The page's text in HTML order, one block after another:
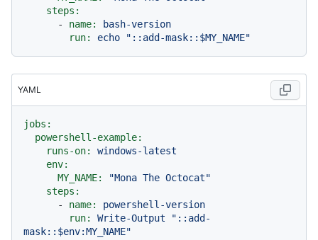
steps:
-
name:
bash-version
run:
echo "::add-mask::$MY_NAME"
YAML
jobs:
powershell-example:
runs-on:
windows-latest
env:
MY_NAME:
"Mona The Octocat"
steps:
-
name:
powershell-version
run:
Write-Output
"::add-
mask::$env:MY_NAME"